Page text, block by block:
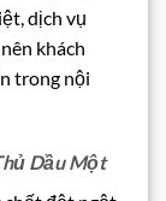
dịch vụ
khách
trong nội
Dầu Một